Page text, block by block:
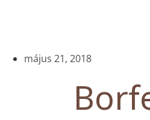
május 21, 2018